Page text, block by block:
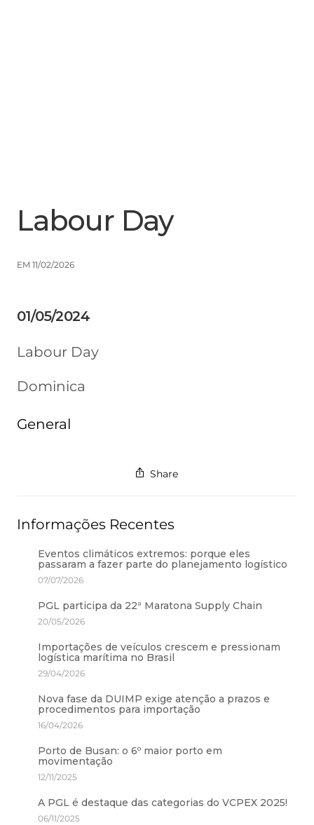
Labour Day
EM 11/02/2026
01/05/2024
Labour Day
Dominica
General
Share
Informações Recentes
Eventos climáticos extremos: porque eles
passaram a fazer parte do planejamento logístico
07/07/2026
PGL participa da 22ª Maratona Supply Chain
20/05/2026
Importações de veículos crescem e pressionam
logística marítima no Brasil
29/04/2026
Nova fase da DUIMP exige atenção a prazos e
procedimentos para importação
16/04/2026
Porto de Busan: o 6º maior porto em
movimentação
12/11/2025
A PGL é destaque das categorias do VCPEX 2025!
06/11/2025